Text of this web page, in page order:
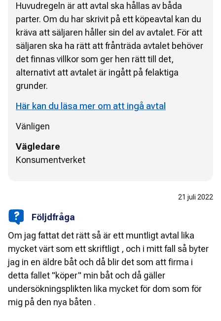
Huvudregeln är att avtal ska hållas av båda
parter. Om du har skrivit på ett köpeavtal kan du
kräva att säljaren håller sin del av avtalet. För att
säljaren ska ha rätt att frånträda avtalet behöver
det finnas villkor som ger hen rätt till det,
alternativt att avtalet är ingått på felaktiga
grunder.
Här kan du läsa mer om att ingå avtal
Vänligen
Vägledare
Konsumentverket
Följdfråga
21 juli 2022
Om jag fattat det rätt så är ett muntligt avtal lika
mycket värt som ett skriftligt , och i mitt fall så byter
jag in en äldre båt och då blir det som att firma i
detta fallet "köper" min båt och då gäller
undersökningsplikten lika mycket för dom som för
mig på den nya båten .